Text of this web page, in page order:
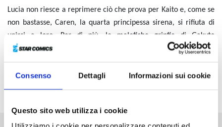
Consenso Dettagli Informazioni sui cookie
Questo sito web utilizza i cookie
Lucia non riesce a reprimere ciò che prova per Kaito e, come se
non bastasse, Caren, la quarta principessa sirena, si rifiuta di
unirsi a loro. Per di più, le malefiche grinfie di Gakuto
incombono sulle ragazze, combattute tra la missione da portare
a termine e le persone amate! Saranno in grado di
riconquistare tutti i cuori infranti e allo stesso tempo di